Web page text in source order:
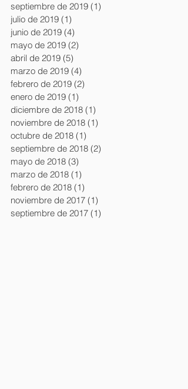
septiembre de 2019 (1)
julio de 2019 (1)
junio de 2019 (4)
mayo de 2019 (2)
abril de 2019 (5)
marzo de 2019 (4)
febrero de 2019 (2)
enero de 2019 (1)
diciembre de 2018 (1)
noviembre de 2018 (1)
octubre de 2018 (1)
septiembre de 2018 (2)
mayo de 2018 (3)
marzo de 2018 (1)
febrero de 2018 (1)
noviembre de 2017 (1)
septiembre de 2017 (1)